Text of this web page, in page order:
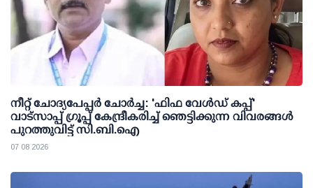
നീറ്റ് ചോദ്യപേപ്പര്‍ ചോര്‍ച്ച: 'ഫിഫ വേള്‍ഡ് കപ്പ്'
വാട്സാപ്പ് ഗ്രൂപ്പ് കേന്ദ്രീകരിച്ച് ഞെട്ടിക്കുന്ന വിവരങ്ങള്‍
പുറത്തുവിട്ട് സി.ബി.ഐ
07 08 2026